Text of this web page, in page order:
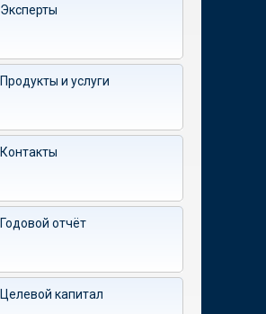
Эксперты
Продукты и услуги
Контакты
Годовой отчёт
Целевой капитал